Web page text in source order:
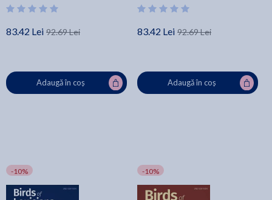
83.42 Lei 92.69 Lei
Adaugă în coș
83.42 Lei 92.69 Lei
Adaugă în coș
-10% -10%